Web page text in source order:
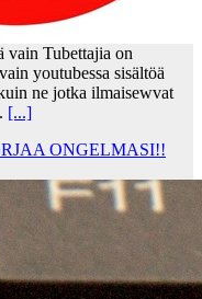
vain Tubettajia on
youtubessa sisältöä
ne jotka ilmaisewvat
[...]
ONGELMASI!!